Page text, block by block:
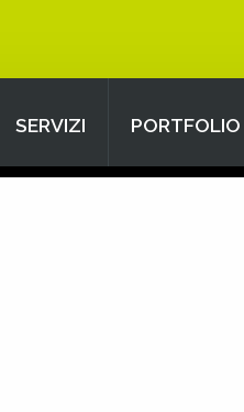
SERVIZI PORTFOLIO